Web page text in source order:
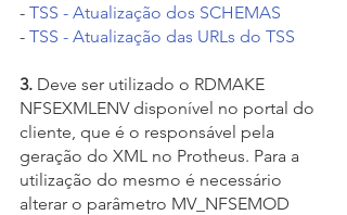
- TSS - Atualização dos SCHEMAS
- TSS - Atualização das URLs do TSS
3. Deve ser utilizado o RDMAKE
NFSEXMLENV disponível no portal do
cliente, que é o responsável pela
geração do XML no Protheus. Para a
utilização do mesmo é necessário
alterar o parâmetro MV_NFSEMOD